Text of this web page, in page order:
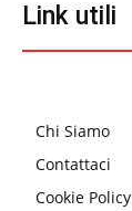
Link utili
Chi Siamo
Contattaci
Cookie Policy